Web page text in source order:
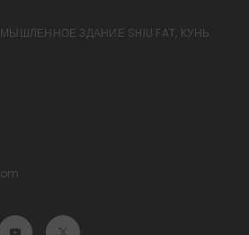
ЗДАНИЕ SHIU FAT, КУНЬ